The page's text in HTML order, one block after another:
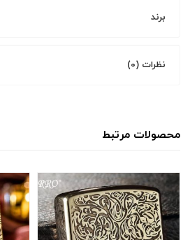
برند
نظرات (0)
محصولات مرتبط